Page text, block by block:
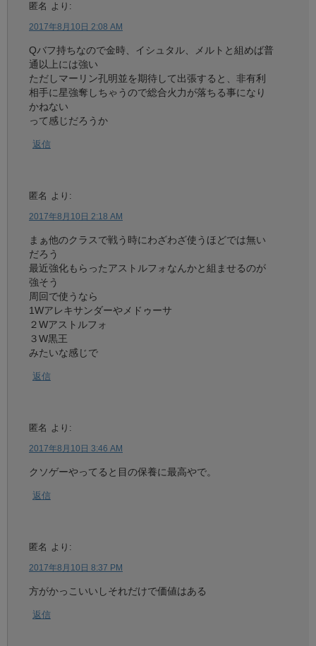
匿名 より:
2017年8月10日 2:08 AM
Qバフ持ちなので金時、イシュタル、メルトと組めば普
通以上には強い
ただしマーリン孔明並を期待して出張すると、非有利
相手に星強奪しちゃうので総合火力が落ちる事になり
かねない
って感じだろうか
返信
匿名 より:
2017年8月10日 2:18 AM
まぁ他のクラスで戦う時にわざわざ使うほどでは無い
だろう
最近強化もらったアストルフォなんかと組ませるのが
強そう
周回で使うなら
1Wアレキサンダーやメドゥーサ
２Wアストルフォ
３W黒王
みたいな感じで
返信
匿名 より:
2017年8月10日 3:46 AM
クソゲーやってると目の保養に最高やで。
返信
匿名 より:
2017年8月10日 8:37 PM
方がかっこいいしそれだけで価値はある
返信